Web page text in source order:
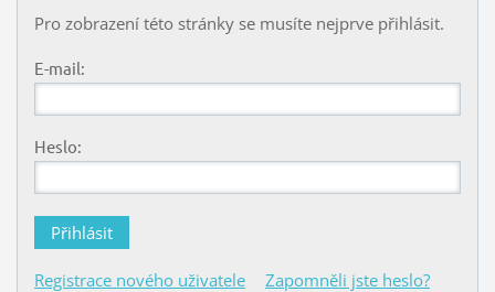
Pro zobrazení této stránky se musíte nejprve přihlásit.
E-mail:
Heslo:
Registrace nového uživatele Zapomněli jste heslo?